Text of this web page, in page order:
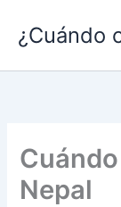
contenido
¿Cuándo
Nepal